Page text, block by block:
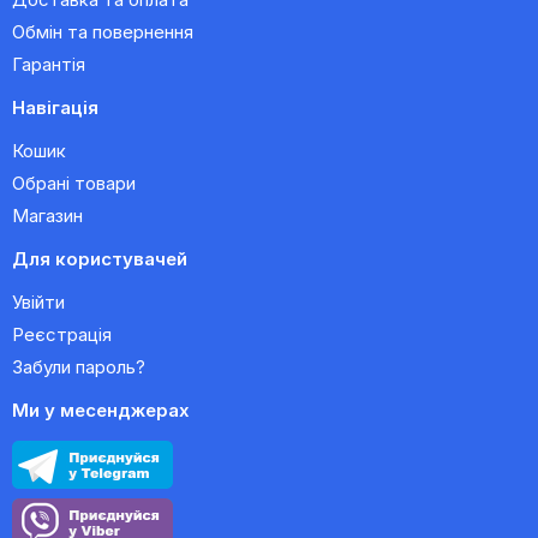
Обмін та повернення
Гарантія
Навігація
Кошик
Обрані товари
Магазин
Для користувачей
Увійти
Реєстрація
Забули пароль?
Ми у месенджерах